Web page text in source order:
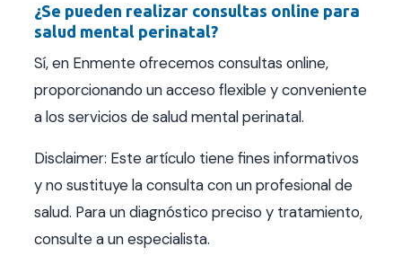
¿Se pueden realizar consultas online para
salud mental perinatal?
Sí, en Enmente ofrecemos consultas online,
proporcionando un acceso flexible y conveniente
a los servicios de salud mental perinatal.
Disclaimer: Este artículo tiene fines informativos
y no sustituye la consulta con un profesional de
salud. Para un diagnóstico preciso y tratamiento,
consulte a un especialista.